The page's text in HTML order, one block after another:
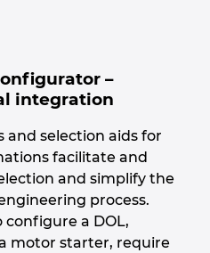
–
integration
and selection aids for
facilitate and
and simplify the
process.
a DOL,
motor starter, require